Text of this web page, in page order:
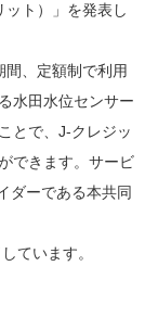
ト）」を発表し
、定額制で利用
水田水位センサー
とで、J-クレジッ
できます。サービ
ダーである本共同
ています。